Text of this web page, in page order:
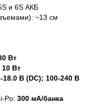
и 6S АКБ
~13 см
Вт
10 Вт
18.0 В (DC); 100-240 В
Po: 300 мА/банка